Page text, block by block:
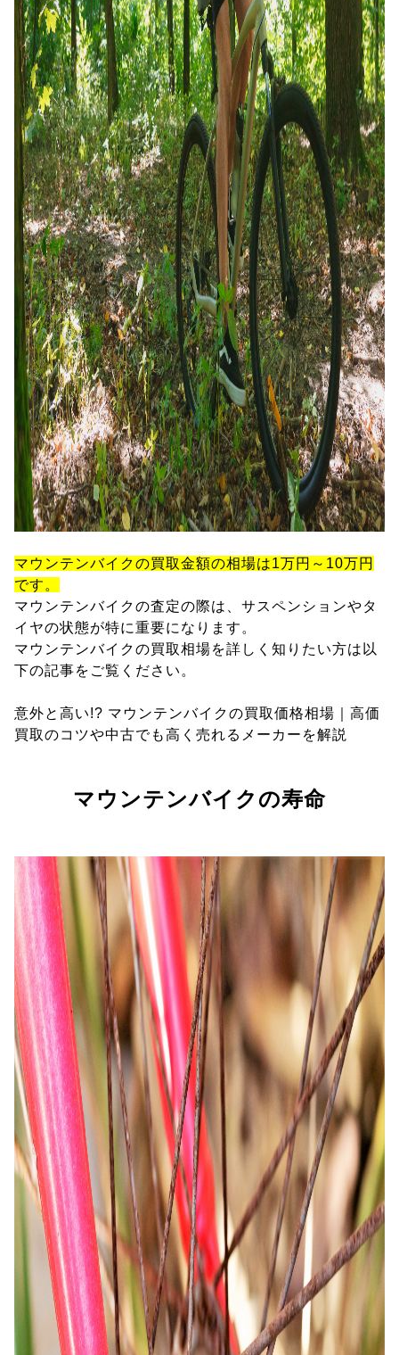
マウンテンバイクの買取金額の相場は1万円～10万円
です。
マウンテンバイクの査定の際は、サスペンションやタ
イヤの状態が特に重要になります。
マウンテンバイクの買取相場を詳しく知りたい方は以
下の記事をご覧ください。
意外と高い!? マウンテンバイクの買取価格相場｜高価
買取のコツや中古でも高く売れるメーカーを解説
マウンテンバイクの寿命